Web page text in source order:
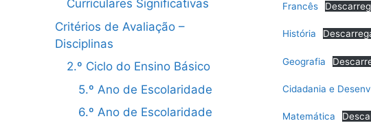
Francês
História
Geografia
Cidadania e
Matemática
Curriculares Significativas
Critérios de Avaliação –
Disciplinas
2.º Ciclo do Ensino Básico
5.º Ano de Escolaridade
6.º Ano de Escolaridade